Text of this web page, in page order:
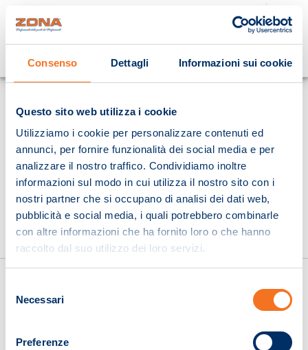
Consenso Dettagli Informazioni sui cookie
Questo sito web utilizza i cookie
Utilizziamo i cookie per personalizzare contenuti ed
annunci, per fornire funzionalità dei social media e per
analizzare il nostro traffico. Condividiamo inoltre
informazioni sul modo in cui utilizza il nostro sito con i
nostri partner che si occupano di analisi dei dati web,
pubblicità e social media, i quali potrebbero combinarle
con altre informazioni che ha fornito loro o che hanno
raccolto dal suo utilizzo dei loro servizi.
delNecessari
Preferenze
Cosa stai cercando?